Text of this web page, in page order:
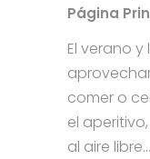
Página
El verano
comer o
el
al aire